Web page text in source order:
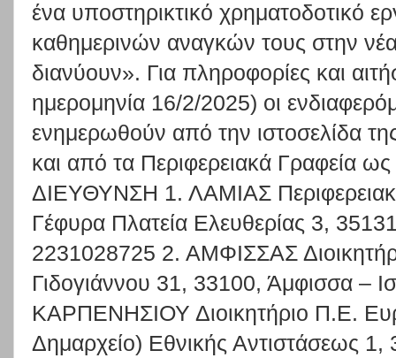
ένα υποστηρικτικό χρηματοδοτικό
καθημερινών αναγκών τους στην
διανύουν». Για πληροφορίες και
ημερομηνία 16/2/2025) οι
ενημερωθούν από την ιστοσελίδα
και από τα Περιφερειακά Γραφεία
ΔΙΕΥΘΥΝΣΗ 1. ΛΑΜΙΑΣ
Γέφυρα Πλατεία Ελευθερίας 3,
2231028725 2. ΑΜΦΙΣΣΑΣ
Γιδογιάννου 31, 33100, Άμφισσα –
ΚΑΡΠΕΝΗΣΙΟΥ Διοικητήριο Π.Ε.
Δημαρχείο) Εθνικής Αντιστάσεως